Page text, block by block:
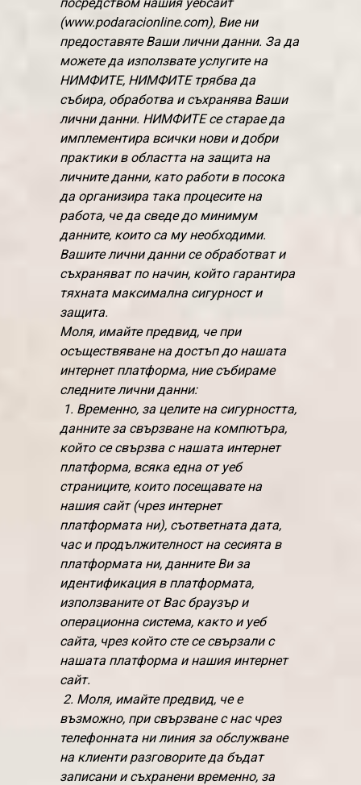
(www.podaracionline.com), Вие ни
предоставяте Ваши лични данни. За да
можете да използвате услугите на
НИМФИТЕ, НИМФИТЕ трябва да
събира, обработва и съхранява Ваши
лични данни. НИМФИТЕ се старае да
имплементира всички нови и добри
практики в областта на защита на
личните данни, като работи в посока
да организира така процесите на
работа, че да сведе до минимум
данните, които са му необходими.
Вашите лични данни се обработват и
съхраняват по начин, който гарантира
тяхната максимална сигурност и
защита.
Моля, имайте предвид, че при
осъществяване на достъп до нашата
интернет платформа, ние събираме
следните лични данни:
1. Временно, за целите на сигурността,
данните за свързване на компютъра,
който се свързва с нашата интернет
платформа, всяка една от уеб
страниците, които посещавате на
нашия сайт (чрез интернет
платформата ни), съответната дата,
час и продължителност на сесията в
платформата ни, данните Ви за
идентификация в платформата,
използваните от Вас браузър и
операционна система, както и уеб
сайта, чрез който сте се свързали с
нашата платформа и нашия интернет
сайт.
2. Моля, имайте предвид, че е
възможно, при свързване с нас чрез
телефонната ни линия за обслужване
на клиенти разговорите да бъдат
записани и съхранени временно, за